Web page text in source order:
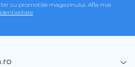
cu promotiile magazinului. Afla mai